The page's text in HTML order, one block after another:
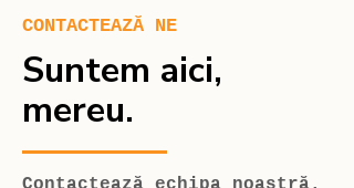
CONTACTEAZĂ NE
Suntem aici,
mereu.